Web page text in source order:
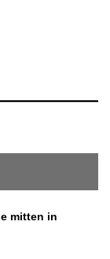
mitten in